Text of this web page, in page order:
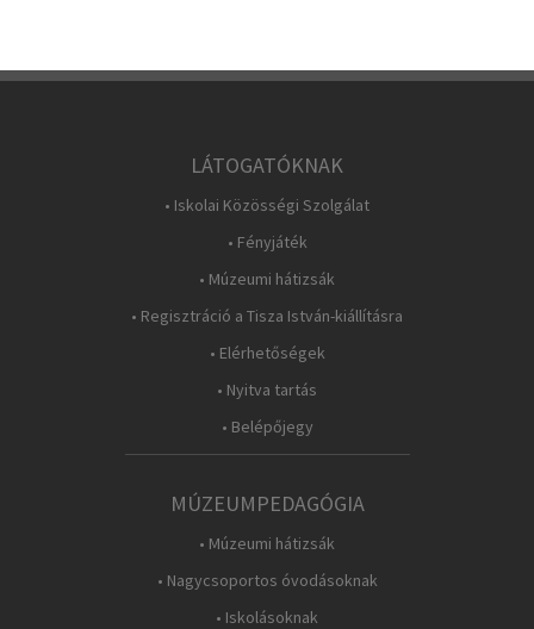
LÁTOGATÓKNAK
• Iskolai Közösségi Szolgálat
• Fényjáték
• Múzeumi hátizsák
• Regisztráció a Tisza István-kiállításra
• Elérhetőségek
• Nyitva tartás
• Belépőjegy
MÚZEUMPEDAGÓGIA
• Múzeumi hátizsák
• Nagycsoportos óvodásoknak
• Iskolásoknak